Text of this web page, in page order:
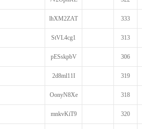
lhXM2ZAT 333
StVL4cg1 313
pESskpbV 306
2d8ml11I 319
OonyN8Xe 318
mnkvKiT9 320